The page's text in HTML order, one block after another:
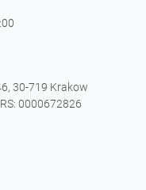
30-719 Krakow
0000672826